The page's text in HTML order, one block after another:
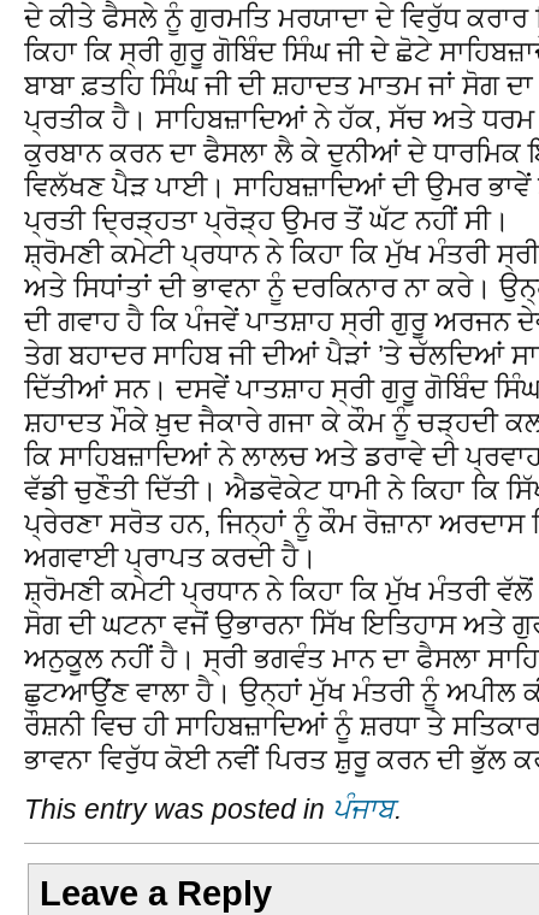
ਦੇ ਕੀਤੇ ਫੈਸਲੇ ਨੂੰ ਗੁਰਮਤਿ ਮਰਯਾਦਾ ਦੇ ਵਿਰੁੱਧ
ਕਿਹਾ ਕਿ ਸ੍ਰੀ ਗੁਰੂ ਗੋਬਿੰਦ ਸਿੰਘ ਜੀ ਦੇ ਛੋਟੇ
ਬਾਬਾ ਫ਼ਤਹਿ ਸਿੰਘ ਜੀ ਦੀ ਸ਼ਹਾਦਤ ਮਾਤਮ ਜਾਂ ਸੋਗ
ਪ੍ਰਤੀਕ ਹੈ। ਸਾਹਿਬਜ਼ਾਦਿਆਂ ਨੇ ਹੱਕ, ਸੱਚ ਅਤੇ
ਕੁਰਬਾਨ ਕਰਨ ਦਾ ਫੈਸਲਾ ਲੈ ਕੇ ਦੁਨੀਆਂ ਦੇ ਧਾਰਮਿਕ
ਵਿਲੱਖਣ ਪੈੜ ਪਾਈ। ਸਾਹਿਬਜ਼ਾਦਿਆਂ ਦੀ ਉਮਰ ਭਾਵੇਂ
ਪ੍ਰਤੀ ਦ੍ਰਿੜ੍ਹਤਾ ਪ੍ਰੋੜ੍ਹ ਉਮਰ ਤੋਂ ਘੱਟ ਨਹੀਂ ਸੀ।
ਸ਼੍ਰੋਮਣੀ ਕਮੇਟੀ ਪ੍ਰਧਾਨ ਨੇ ਕਿਹਾ ਕਿ ਮੁੱਖ ਮੰਤਰੀ
ਅਤੇ ਸਿਧਾਂਤਾਂ ਦੀ ਭਾਵਨਾ ਨੂੰ ਦਰਕਿਨਾਰ ਨਾ ਕਰੇ।
ਦੀ ਗਵਾਹ ਹੈ ਕਿ ਪੰਜਵੇਂ ਪਾਤਸ਼ਾਹ ਸ੍ਰੀ ਗੁਰੂ ਅਰਜਨ
ਤੇਗ ਬਹਾਦਰ ਸਾਹਿਬ ਜੀ ਦੀਆਂ ਪੈੜਾਂ ’ਤੇ ਚੱਲਦਿਆਂ
ਦਿੱਤੀਆਂ ਸਨ। ਦਸਵੇਂ ਪਾਤਸ਼ਾਹ ਸ੍ਰੀ ਗੁਰੂ ਗੋਬਿੰਦ
ਸ਼ਹਾਦਤ ਮੌਕੇ ਖ਼ੁਦ ਜੈਕਾਰੇ ਗਜਾ ਕੇ ਕੌਮ ਨੂੰ ਚੜ੍ਹਦੀ
ਕਿ ਸਾਹਿਬਜ਼ਾਦਿਆਂ ਨੇ ਲਾਲਚ ਅਤੇ ਡਰਾਵੇ ਦੀ
ਵੱਡੀ ਚੁਣੌਤੀ ਦਿੱਤੀ। ਐਡਵੋਕੇਟ ਧਾਮੀ ਨੇ ਕਿਹਾ ਕਿ
ਪ੍ਰੇਰਣਾ ਸਰੋਤ ਹਨ, ਜਿਨ੍ਹਾਂ ਨੂੰ ਕੌਮ ਰੋਜ਼ਾਨਾ
ਅਗਵਾਈ ਪ੍ਰਾਪਤ ਕਰਦੀ ਹੈ।
ਸ਼੍ਰੋਮਣੀ ਕਮੇਟੀ ਪ੍ਰਧਾਨ ਨੇ ਕਿਹਾ ਕਿ ਮੁੱਖ ਮੰਤਰੀ
ਸੋਗ ਦੀ ਘਟਨਾ ਵਜੋਂ ਉਭਾਰਨਾ ਸਿੱਖ ਇਤਿਹਾਸ ਅਤੇ
ਅਨੁਕੂਲ ਨਹੀਂ ਹੈ। ਸ੍ਰੀ ਭਗਵੰਤ ਮਾਨ ਦਾ ਫੈਸਲਾ
ਛੁਟਆਉਂਣ ਵਾਲਾ ਹੈ। ਉਨ੍ਹਾਂ ਮੁੱਖ ਮੰਤਰੀ ਨੂੰ ਅਪੀਲ
ਰੌਸ਼ਨੀ ਵਿਚ ਹੀ ਸਾਹਿਬਜ਼ਾਦਿਆਂ ਨੂੰ ਸ਼ਰਧਾ ਤੇ
ਭਾਵਨਾ ਵਿਰੁੱਧ ਕੋਈ ਨਵੀਂ ਪਿਰਤ ਸ਼ੁਰੂ ਕਰਨ ਦੀ ਭੁੱਲ
This entry was posted in ਪੰਜਾਬ.
Leave a Reply